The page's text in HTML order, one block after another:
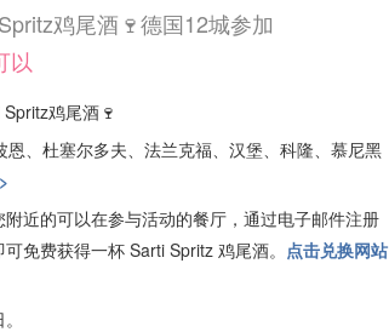
鸡尾酒🍷德国12城参加
以
鸡尾酒🍷
、杜塞尔多夫、法兰克福、汉堡、科隆、慕尼黑
近的可以在参与活动的餐厅，通过电子邮件注册
免费获得一杯 Sarti Spritz 鸡尾酒。 点击兑换网站